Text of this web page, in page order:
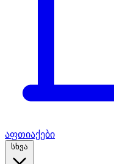
აფთიაქები
სხვა